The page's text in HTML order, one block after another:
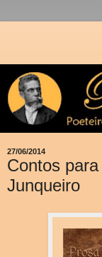
27/06/2014
Contos
Junqueiro